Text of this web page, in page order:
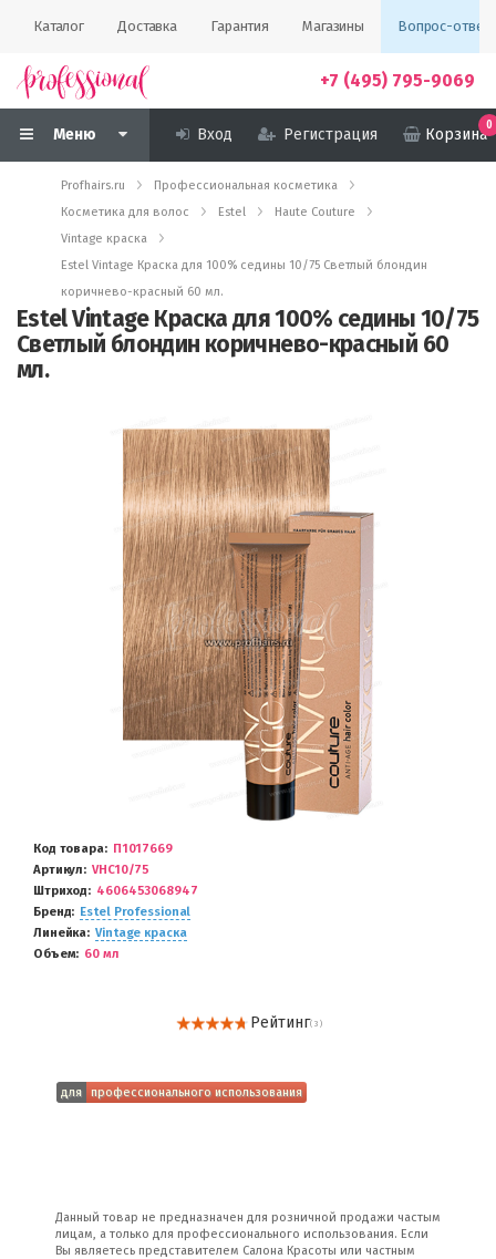
Каталог Доставка Гарантия Магазины Вопрос-ответ
+7 (495) 795-9069
Меню Вход Регистрация Корзина
0
Profhairs.ru
Профессиональная косметика
Косметика для волос
Estel
Haute Couture
Vintage краска
Estel Vintage Краска для 100% седины 10/75 Светлый блондин
коричнево-красный 60 мл.
Estel Vintage Краска для 100% седины 10/75
Светлый блондин коричнево-красный 60
мл.
Код товара
П1017669
Артикул
VHC10/75
Штриход
4606453068947
Бренд
Estel Professional
Линейка
Vintage краска
Объем
60 мл
Рейтинг( 3 )
для профессионального использования
Данный товар не предназначен для розничной продажи частым
лицам, а только для профессионального использования. Если
Вы являетесь представителем Салона Красоты или частным